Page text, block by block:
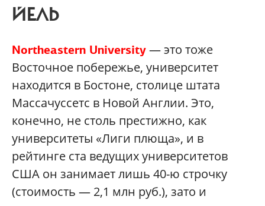
ЙЕЛЬ
Northeastern University— это тоже
Восточное побережье, университет
находится в Бостоне, столице штата
Массачуссетс в Новой Англии. Это,
конечно, не столь престижно, как
университеты «Лиги плюща», и в
рейтинге ста ведущих университетов
США он занимает лишь 40-ю строчку
(стоимость — 2,1 млн руб.), зато и